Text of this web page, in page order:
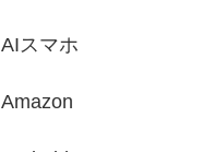
AIスマホ
Amazon